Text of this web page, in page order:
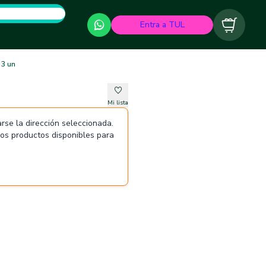
Entra a TUL Carrito
un
Mi lista
la dirección seleccionada.
productos disponibles para